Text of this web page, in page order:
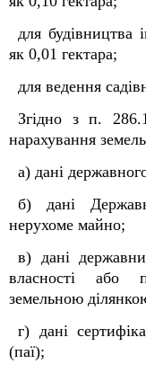
для будівництва
як 0,01 гектара;
для ведення
Згідно з п.
нарахування
а) дані
б) дані
нерухоме майно;
в) дані
власності або
земельною
г) дані
(паї);